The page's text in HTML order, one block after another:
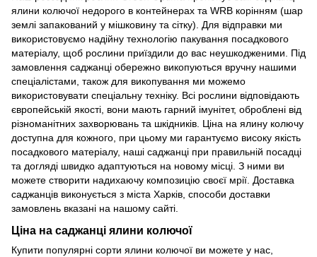
ялини колючої недорого в контейнерах та WRB корінням (шар
землі запакований у мішковину та сітку). Для відправки ми
використовуємо надійну технологію пакування посадкового
матеріалу, щоб рослини приїздили до вас неушкодженими. Під
замовлення саджанці обережно викопуються вручну нашими
спеціалістами, також для викопування ми можемо
використовувати спеціальну техніку. Всі рослини відповідають
європейській якості, вони мають гарний імунітет, оброблені від
різноманітних захворювань та шкідників. Ціна на ялину колючу
доступна для кожного, при цьому ми гарантуємо високу якість
посадкового матеріалу, наші саджанці при правильній посадці
та догляді швидко адаптуються на новому місці. З ними ви
можете створити надихаючу композицію своєї мрії. Доставка
саджанців виконується з міста Харків, способи доставки
замовлень вказані на нашому сайті.
Ціна на саджанці ялини колючої
Купити популярні сорти ялини колючої ви можете у нас,